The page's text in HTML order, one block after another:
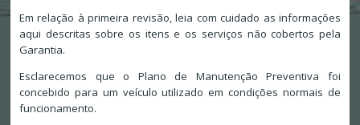
Em relação à primeira revisão, leia com cuidado as informações
aqui descritas sobre os itens e os serviços não cobertos pela
Garantia.
Esclarecemos que o Plano de Manutenção Preventiva foi
concebido para um veículo utilizado em condições normais de
funcionamento.